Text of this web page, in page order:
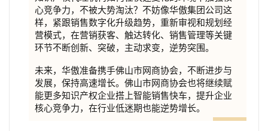
心竞争力，不被大势淘汰？不妨像华傲集团公司这
样，紧跟销售数字化升级趋势，重新审视和规划经
营模式，在营销获客、触达转化、销售管理等关键
环节不断创新、突破，主动求变，逆势突围。
未来，华傲准备携手佛山市网商协会，不断进步与
发展，保持高速增长。佛山市网商协会也将继续赋
能更多知识产权企业搭上智能销售快车，提升企业
核心竞争力，在行业低迷期也能逆势增长。